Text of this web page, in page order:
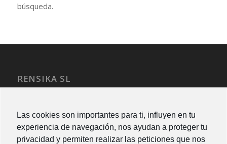
Las cookies son importantes para ti, influyen en tu
experiencia de navegación, nos ayudan a proteger tu
privacidad y permiten realizar las peticiones que nos
búsqueda.
RENSIKA SL
08191 Rubí
-SPAIN-